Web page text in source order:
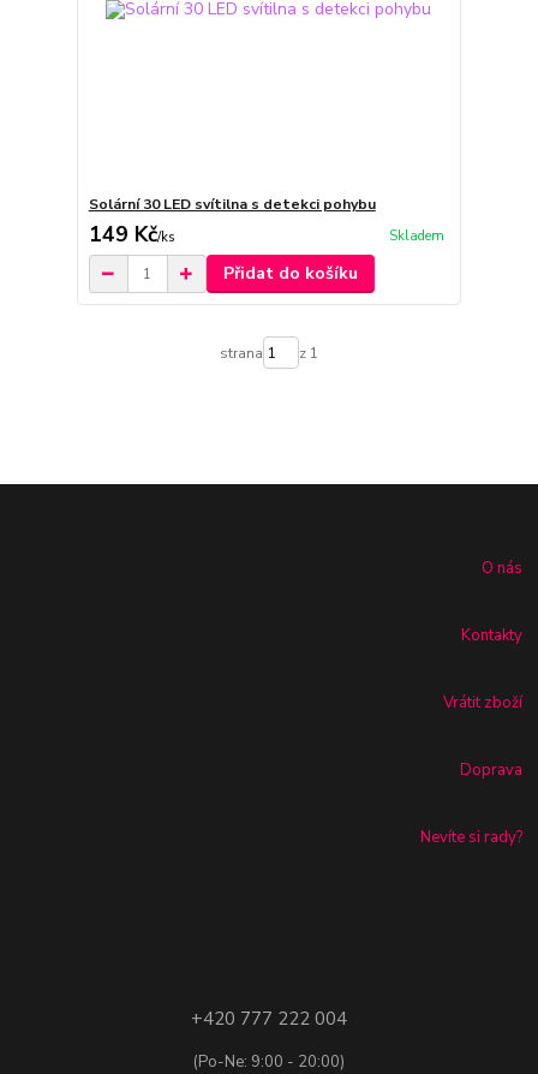
Solární 30 LED svítilna s detekci pohybu
149 Kč/ks Skladem
Přidat do košíku
strana z 1
O nás
Kontakty
Vrátit zboží
Doprava
Nevíte si rady?
+420 777 222 004
(Po-Ne: 9:00 - 20:00)